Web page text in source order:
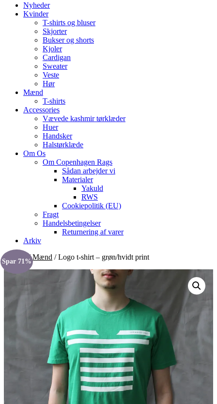
Nyheder
Kvinder
T-shirts og bluser
Skjorter
Bukser og shorts
Kjoler
Cardigan
Sweater
Veste
Hør
Mænd
T-shirts
Accessories
Vævede kashmir tørklæder
Huer
Handsker
Halstørklæde
Om Os
Om Copenhagen Rags
Sådan arbejder vi
Materialer
Yakuld
RWS
Cookiepolitik (EU)
Fragt
Handelsbetingelser
Returnering af varer
Arkiv
Forside/Mænd / Logo t-shirt – grøn/hvidt print
Spar 71%